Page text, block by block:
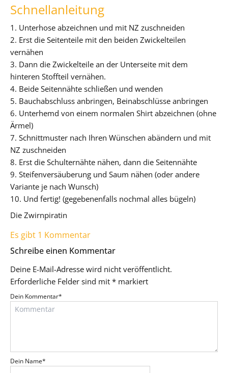
Schnellanleitung
1. Unterhose abzeichnen und mit NZ zuschneiden
2. Erst die Seitenteile mit den beiden Zwickelteilen
vernähen
3. Dann die Zwickelteile an der Unterseite mit dem
hinteren Stoffteil vernähen.
4. Beide Seitennähte schließen und wenden
5. Bauchabschluss anbringen, Beinabschlüsse anbringen
6. Unterhemd von einem normalen Shirt abzeichnen (ohne
Ärmel)
7. Schnittmuster nach Ihren Wünschen abändern und mit
NZ zuschneiden
8. Erst die Schulternähte nähen, dann die Seitennähte
9. Steifenversäuberung und Saum nähen (oder andere
Variante je nach Wunsch)
10. Und fertig! (gegebenenfalls nochmal alles bügeln)
Die Zwirnpiratin
Es gibt 1 Kommentar
Schreibe einen Kommentar
Deine E-Mail-Adresse wird nicht veröffentlicht.
Erforderliche Felder sind mit * markiert
Dein Kommentar*
Dein Name*